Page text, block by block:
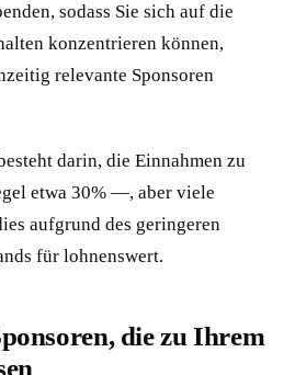
sodass Sie sich auf die
konzentrieren können,
relevante Sponsoren
darin, die Einnahmen zu
etwa 30% —, aber viele
aufgrund des geringeren
für lohnenswert.
die zu Ihrem